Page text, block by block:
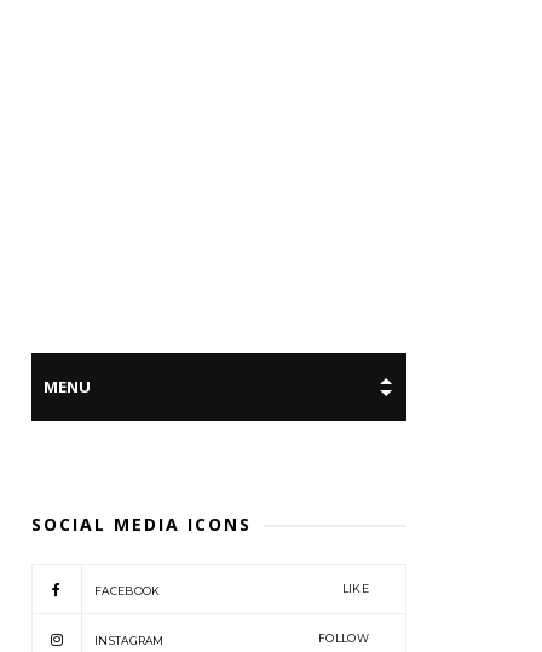
SOCIAL MEDIA ICONS
FACEBOOK LIKE
INSTAGRAM FOLLOW